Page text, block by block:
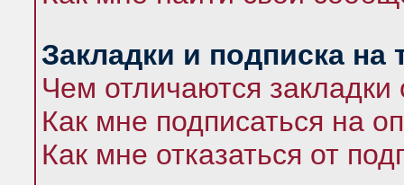
Закладки и подписка на
Чем отличаются закладки
Как мне подписаться на
Как мне отказаться от